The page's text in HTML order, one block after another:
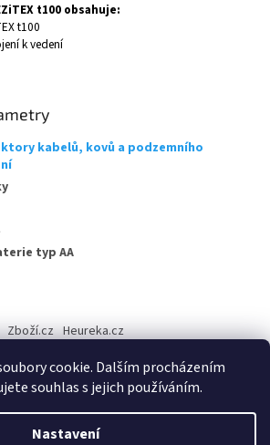
cookie. Dalším procházením
souhlas s jejich používáním.
Nastavení
t100 obsahuje:
t100
k vedení
kabelů, kovů a podzemního
typ AA
Zboží.cz Heureka.cz